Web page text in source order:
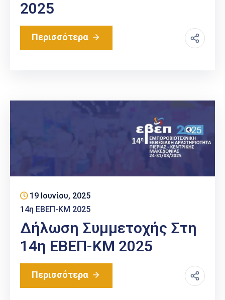
2025
Περισσότερα
19 Ιουνίου, 2025
14η ΕΒΕΠ-ΚΜ 2025
Δήλωση Συμμετοχής Στη
14η ΕΒΕΠ-ΚΜ 2025
Περισσότερα